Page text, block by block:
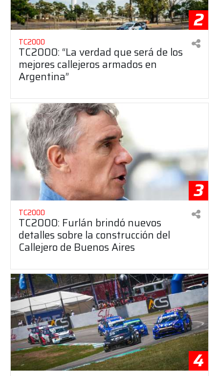
2
TC2000
TC2000: “La verdad que será de los
mejores callejeros armados en
Argentina”
3
TC2000
TC2000: Furlán brindó nuevos
detalles sobre la construcción del
Callejero de Buenos Aires
4